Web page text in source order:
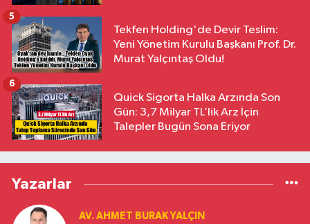
Tekfen Holding'de Devir Teslim:
Yeni Yönetim Kurulu Başkanı Prof. Dr.
Murat Yalçıntaş Oldu!
5
Quick Sigorta Halka Arzında Son
Gün: 3,7 Milyar TL’lik Arz İçin
Talepler Bugün Sona Eriyor
6
Yazarlar
AV. AHMET BURAK YALÇIN